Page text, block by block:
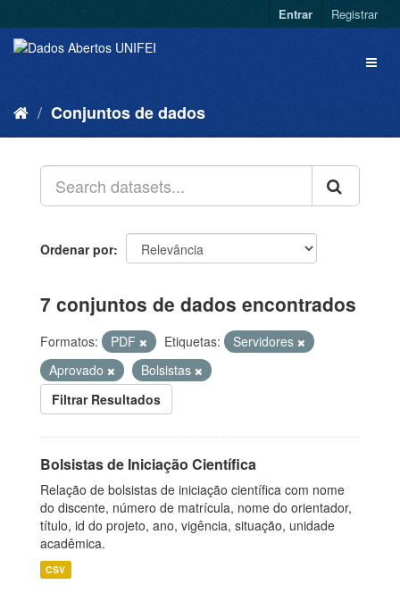
Entrar Registrar
Conjuntos de dados
Ordenar por
7 conjuntos de dados encontrados
Formatos: PDF Etiquetas:
Servidores
Aprovado
Bolsistas
Filtrar Resultados
Bolsistas de Iniciação Científica
Relação de bolsistas de iniciação científica com nome
do discente, número de matrícula, nome do orientador,
título, id do projeto, ano, vigência, situação, unidade
acadêmica.
CSV